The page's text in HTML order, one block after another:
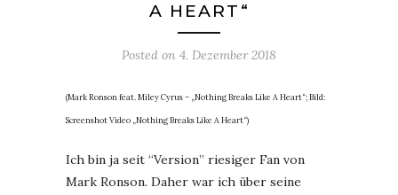
A HEART“
Posted on 4. Dezember 2018
(Mark Ronson feat. Miley Cyrus – „Nothing Breaks Like A Heart“; Bild:
Screenshot Video „Nothing Breaks Like A Heart“)
Ich bin ja seit “Version” riesiger Fan von
Mark Ronson. Daher war ich über seine